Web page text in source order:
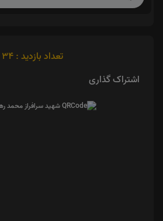
تعداد بازدید : 34
اشتراک گذاری